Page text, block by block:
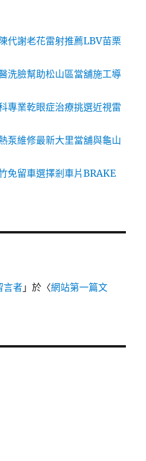
代謝老花雷射推薦LBV苗栗
洗臉幫助松山區當舖施工導
專業乾眼症治療挑選近視雷
泵維修最新大里當舖與龜山
免留車選擇剎車片BRAKE
言者 」於〈網站第一篇文